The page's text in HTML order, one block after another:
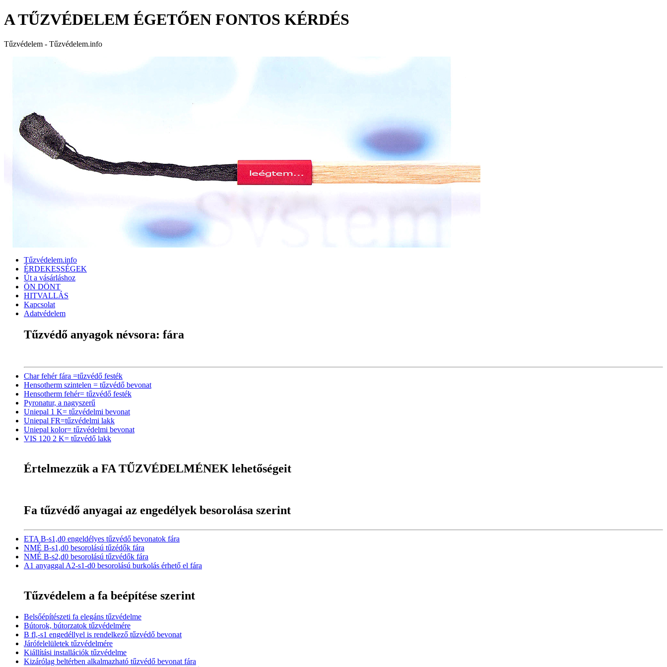
A TŰZVÉDELEM ÉGETŐEN FONTOS KÉRDÉS
Tűzvédelem - Tűzvédelem.info
Tűzvédelem.info
ÉRDEKESSÉGEK
Út a vásárláshoz
ÖN DÖNT
HITVALLÁS
Kapcsolat
Adatvédelem
Tűzvédő anyagok névsora: fára
Char fehér fára =tűzvédő festék
Hensotherm szintelen = tűzvédő bevonat
Hensotherm fehér= tűzvédő festék
Pyronatur, a nagyszerű
Uniepal 1 K= tűzvédelmi bevonat
Uniepal FR=tűzvédelmi lakk
Uniepal kolor= tűzvédelmi bevonat
VIS 120 2 K= tűzvédő lakk
Értelmezzük a FA TŰZVÉDELMÉNEK lehetőségeit
Fa tűzvédő anyagai az engedélyek besorolása szerint
ETA B-s1,d0 engeldélyes tűzvédő bevonatok fára
NMÉ B-s1,d0 besorolású tűzédők fára
NMÉ B-s2,d0 besorolású tűzvédők fára
A1 anyaggal A2-s1-d0 besorolású burkolás érhető el fára
Tűzvédelem a fa beépítése szerint
Belsőépítészeti fa elegáns tűzvédelme
Bútorok, bútorzatok tűzvédelmére
B fl,-s1 engedéllyel is rendelkező tűzvédő bevonat
Járófelelületek tűzvédelmére
Kiállítási installációk tűzvédelme
Kizárólag beltérben alkalmazható tűzvédő bevonat fára